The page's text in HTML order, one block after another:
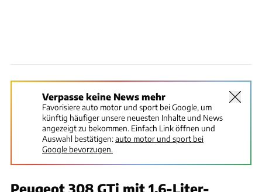
Verpasse keine News mehr
Favorisiere auto motor und sport bei Google, um
künftig häufiger unsere neuesten Inhalte und News
angezeigt zu bekommen. Einfach Link öffnen und
Auswahl bestätigen:auto motor und sport bei
Google bevorzugen.
Peugeot 308 GTi mit 1,6-Liter-